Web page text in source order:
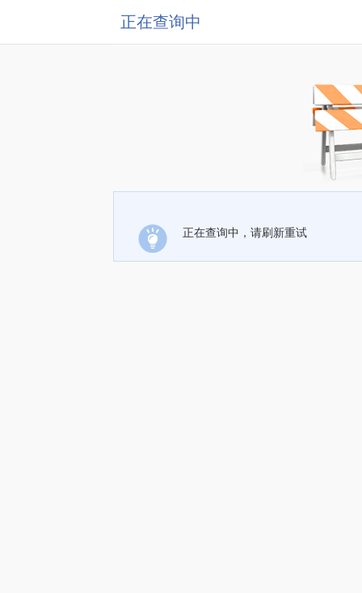
正在查询中
正在查询中，请刷新重试